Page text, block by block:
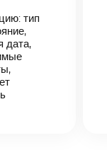
тип
дата,